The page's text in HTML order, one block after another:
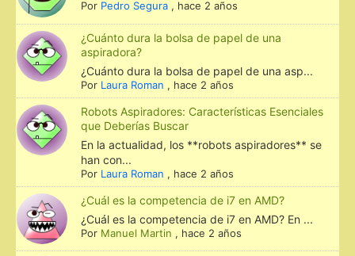
Por Pedro Segura , hace 2 años
¿Cuánto dura la bolsa de papel de una
aspiradora?
¿Cuánto dura la bolsa de papel de una asp...
Por Laura Roman , hace 2 años
Robots Aspiradores: Características Esenciales
que Deberías Buscar
En la actualidad, los **robots aspiradores** se
han con...
Por Laura Roman , hace 2 años
¿Cuál es la competencia de i7 en AMD?
¿Cuál es la competencia de i7 en AMD? En ...
Por Manuel Martin , hace 2 años